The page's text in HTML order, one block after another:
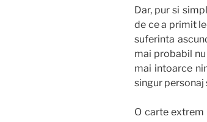
Dar, pur si
de ce a primit
suferinta
mai probabil
mai intoarce
singur personaj
O carte extrem